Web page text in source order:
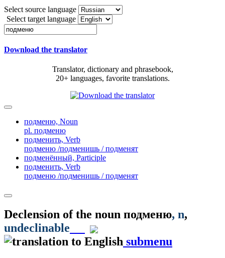
Select source language
Select target language
Download the translator
Translator, dictionary and phrasebook,
20+ languages, favorite translations.
подменю, Noun
pl. подменю
подменить, Verb
подменю /подменишь / подменят
подменённый, Participle
подменить, Verb
подменю /подменишь / подменят
Declension of the noun подменю, n,
undeclinable
submenu